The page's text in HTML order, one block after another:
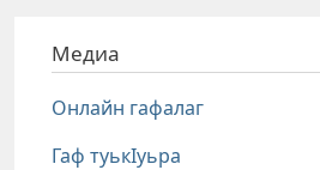
Медиа
Онлайн гафалаг
Гаф туькIуьра